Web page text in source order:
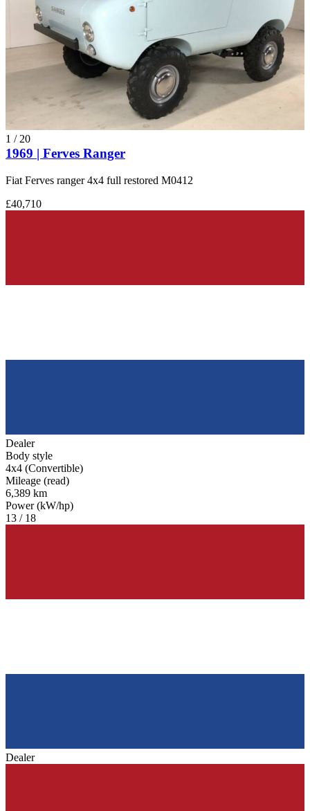
1 / 20
1969 | Ferves Ranger
Fiat Ferves ranger 4x4 full restored M0412
£40,710
Dealer
Body style
4x4 (Convertible)
Mileage (read)
6,389 km
Power (kW/hp)
13 / 18
Dealer